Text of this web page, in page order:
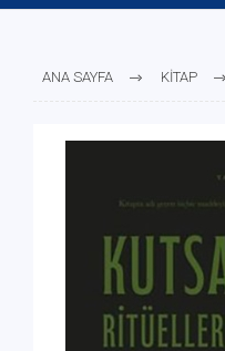
ANA SAYFA KİTAP